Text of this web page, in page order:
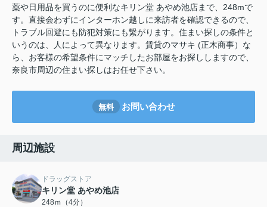
薬や日用品を買うのに便利なキリン堂 あやめ池店まで、248mで
す。直接会わずにインターホン越しに来訪者を確認できるので、
トラブル回避にも防犯対策にも繋がります。住まい探しの条件と
いうのは、人によって異なります。賃貸のマサキ (正木商事）な
ら、お客様の希望条件にマッチしたお部屋をお探ししますので、
奈良市周辺の住まい探しはお任せ下さい。
無料 お問い合わせ
周辺施設
ドラッグストア
キリン堂 あやめ池店
248ｍ（4分）